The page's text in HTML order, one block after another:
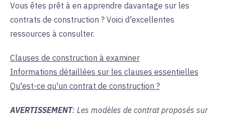
Vous êtes prêt à en apprendre davantage sur les
contrats de construction ? Voici d'excellentes
ressources à consulter.
Clauses de construction à examiner
Informations détaillées sur les clauses essentielles
Qu'est-ce qu'un contrat de construction ?
AVERTISSEMENT: Les modèles de contrat proposés sur